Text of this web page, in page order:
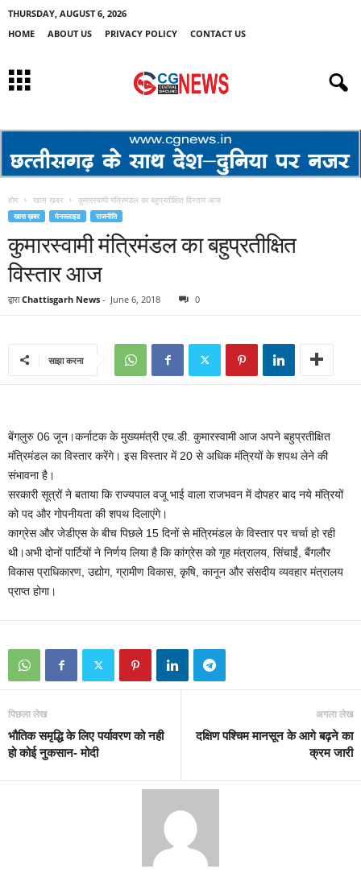
THURSDAY, AUGUST 6, 2026
HOME
ABOUT US PRIVACY POLICY CONTACT US
होम खास ख़बर कुमारस्वामी मंत्रिमंडल का बहुप्रतीक्षित विस्तार आज
खास ख़बर मेनस्लाइड राजनीति
कुमारस्वामी मंत्रिमंडल का बहुप्रतीक्षित
विस्तार आज
द्वारा Chattisgarh News - June 6, 2018 0
साझा करना
बेंगलुरु 06 जून।कर्नाटक के मुख्यमंत्री एच.डी. कुमारस्वामी आज अपने बहुप्रतीक्षित
मंत्रिमंडल का विस्तार करेंगे। इस विस्तार में 20 से अधिक मंत्रियों के शपथ लेने की
संभावना है।
सरकारी सूत्रों ने बताया कि राज्यपाल वजू भाई वाला राजभवन में दोपहर बाद नये मंत्रियों
को पद और गोपनीयता की शपथ दिलाएंगे।
काग्रेस और जेडीएस के बीच पिछले 15 दिनों से मंत्रिमंडल के विस्तार पर चर्चा हो रही
थी।अभी दोनों पार्टियों ने निर्णय लिया है कि कांग्रेस को गृह मंत्रालय, सिंचाईं, बैंगलौर
विकास प्राधिकारण, उद्योग, ग्रामीण विकास, कृषि, कानून और संसदीय व्यवहार मंत्रालय
प्राप्त होगा।
पिछला लेख
भौतिक समृद्धि के लिए पर्यावरण को नही
हो कोई नुकसान- मोदी
अगला लेख
दक्षिण पश्चिम मानसून के आगे बढ़ने का
क्रम जारी